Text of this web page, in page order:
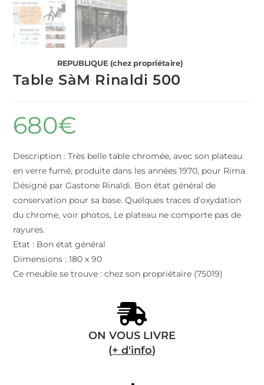
REPUBLIQUE (chez propriétaire)
Table SàM Rinaldi 500
680€
Description : Très belle table chromée, avec son plateau
en verre fumé, produite dans les années 1970, pour Rima.
Désigné par Gastone Rinaldi. Bon état général de
conservation pour sa base. Quelques traces d’oxydation
du chrome, voir photos, Le plateau ne comporte pas de
rayures.
Etat : Bon état général
Dimensions : 180 x 90
Ce meuble se trouve : chez son propriétaire (75019)
ON VOUS LIVRE
(+ d'info)